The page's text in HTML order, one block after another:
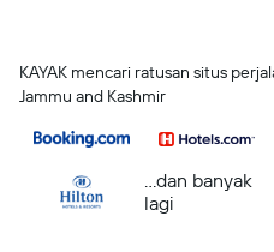
KAYAK mencari ratusan situs
Jammu and Kashmir
...dan banyak
lagi